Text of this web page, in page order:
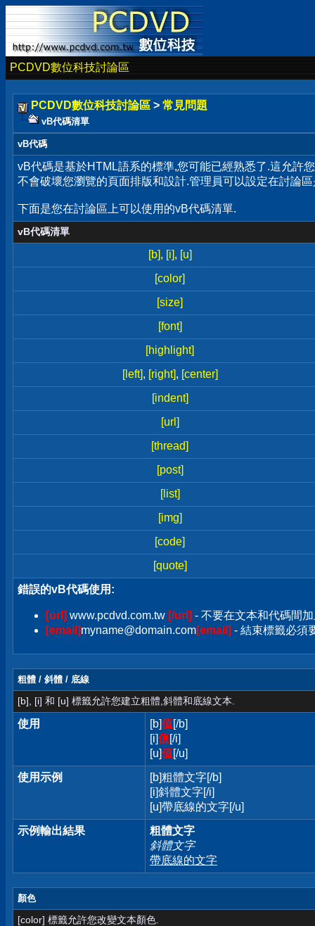
PCDVD數位科技討論區
PCDVD數位科技討論區 > 常見問題
vB代碼清單
vB代碼
vB代碼是基於HTML語系的標準,您可能已經熟悉了.這允許
不會破壞您瀏覽的頁面排版和設計.管理員可以設定在討論
下面是您在討論區上可以使用的vB代碼清單.
vB代碼清單
[b], [i], [u]
[color]
[size]
[font]
[highlight]
[left], [right], [center]
[indent]
[url]
[thread]
[post]
[list]
[img]
[code]
[quote]
錯誤的vB代碼使用:
[url] www.pcdvd.com.tw [/url] - 不要在文本和代碼間
[email]myname@domain.com[email] - 結束標籤必須
粗體 / 斜體 / 底線
[b], [i] 和 [u] 標籤允許您建立粗體,斜體和底線文本.
使用 [b]值[/b]
[i]值[/i]
[u]值[/u]
使用示例
[b]粗體文字[/b]
[i]斜體文字[/i]
[u]帶底線的文字[/u]
示例輸出結果
粗體文字
斜體文字
帶底線的文字
顏色
[color] 標籤允許您改變文本顏色.